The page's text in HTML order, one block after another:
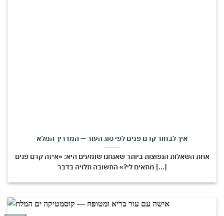
איך לבחור קרם פנים לפי סוג העור — המדריך המלא
אחת השאלות הנפוצות ביותר שאנחנו שומעים היא: «איזה קרם פנים
מתאים לי?» התשובה תלויה בדבר [...]